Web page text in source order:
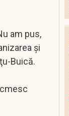
am pus,
şi
Buică.